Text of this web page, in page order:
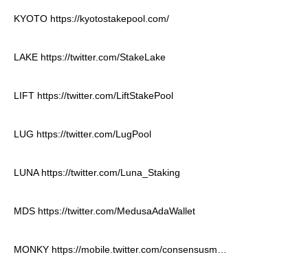
KYOTO https://kyotostakepool.com/
LAKE https://twitter.com/StakeLake
LIFT https://twitter.com/LiftStakePool
LUG https://twitter.com/LugPool
LUNA https://twitter.com/Luna_Staking
MDS https://twitter.com/MedusaAdaWallet
MONKY https://mobile.twitter.com/consensusm…